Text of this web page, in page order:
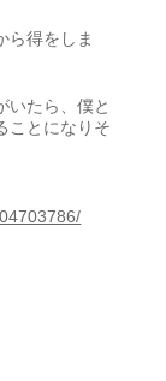
ら得をしま
いたら、僕と
ことになりそ